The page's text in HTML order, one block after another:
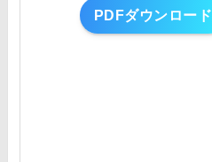
PDFダウンロード